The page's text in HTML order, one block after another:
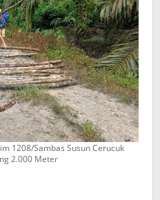
1208/Sambas Susun Cerucuk
2.000 Meter